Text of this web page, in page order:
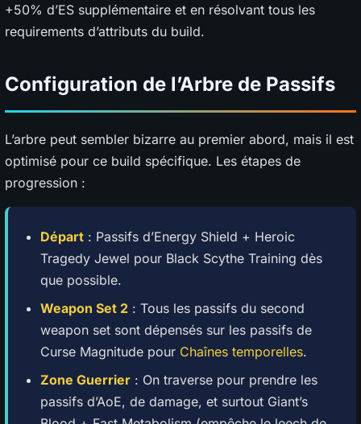
+50% d’ES supplémentaire et en résolvant tous les
requirements d’attributs du build.
Configuration de l’Arbre de Passifs
L’arbre peut sembler bizarre au premier abord, mais il est
optimisé pour ce build spécifique. Les étapes de
progression :
Départ : Passifs d’Energy Shield + Heroic
Tragedy Jewel pour Black Scythe Training dès
que possible.
Weapon Set 2 : Tous les passifs du second
weapon set sont dépensés sur les passifs de
Curse Magnitude pour Chaînes temporelles.
Zone Guerrier : On traverse pour prendre les
passifs d’AoE, de damage, et surtout Giant’s